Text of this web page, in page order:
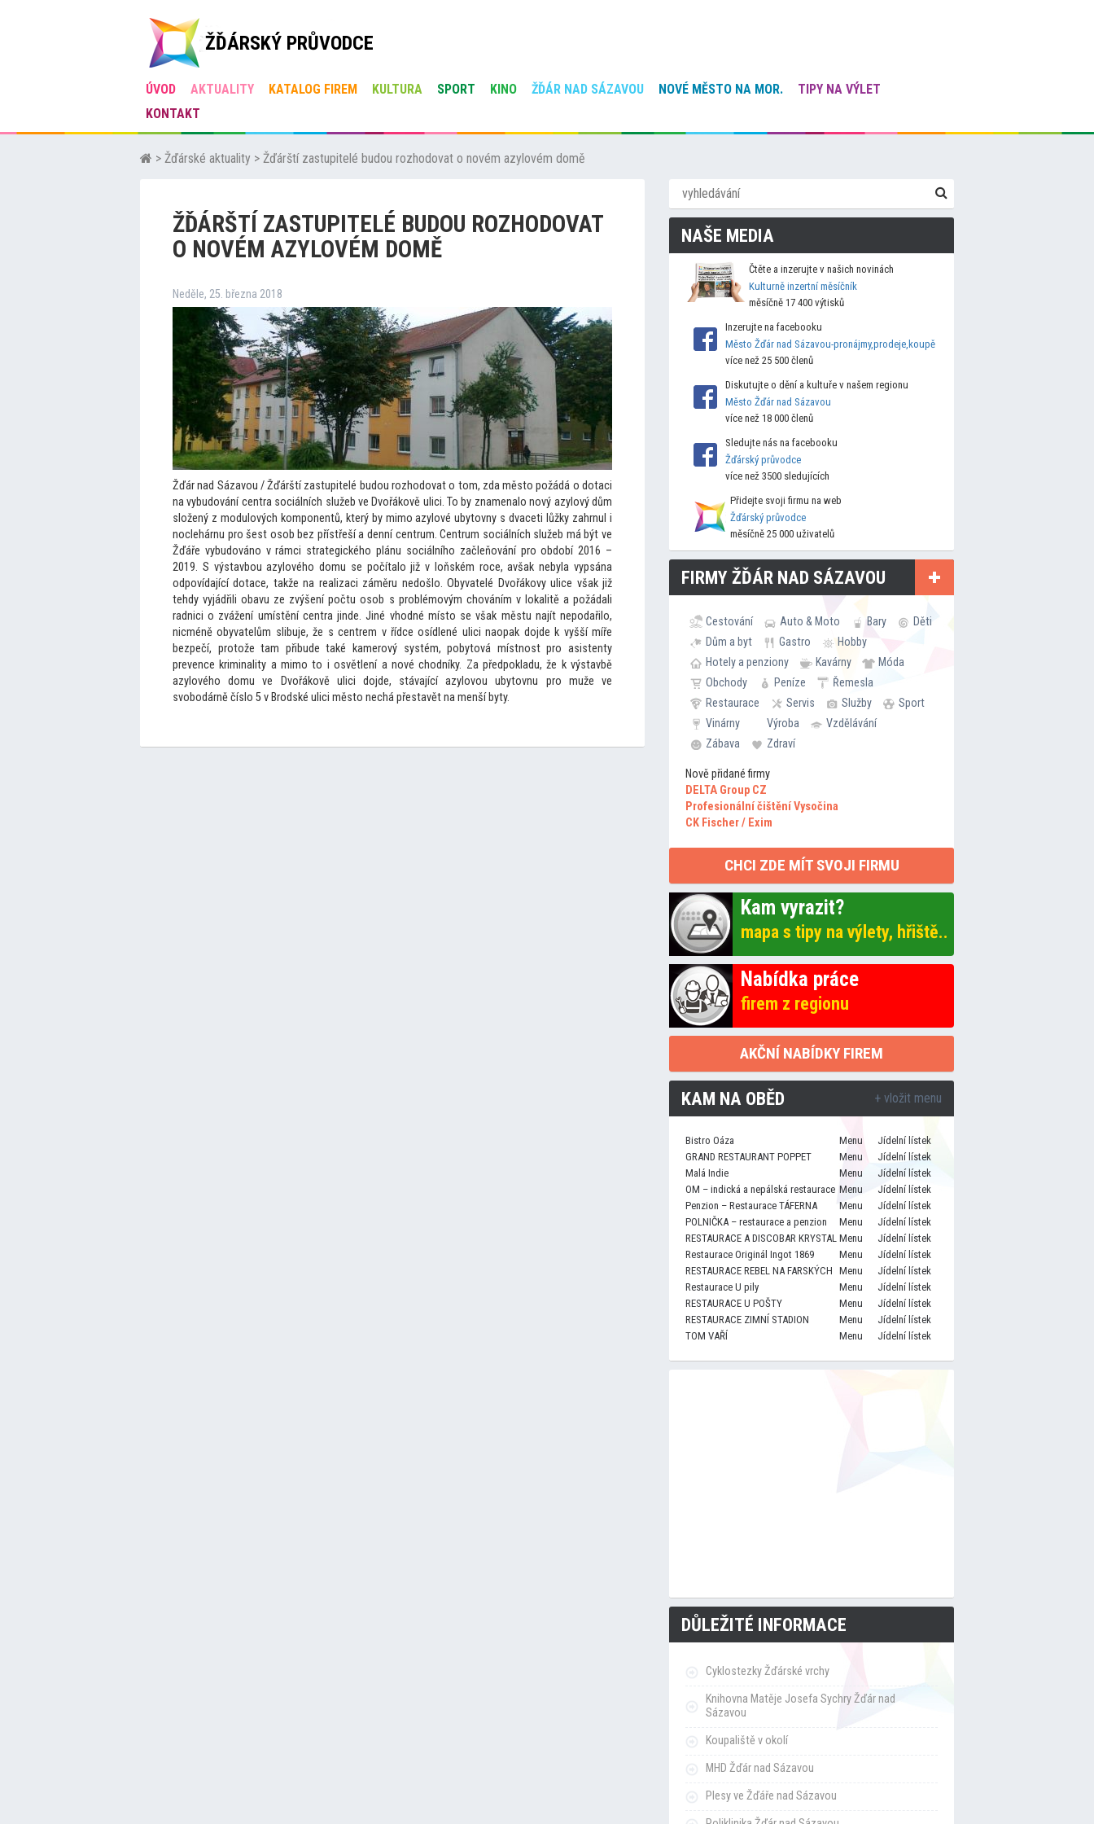
ŽĎÁRSKÝ PRŮVODCE
ÚVOD AKTUALITY KATALOG FIREM KULTURA SPORT KINO ŽĎÁR NAD SÁZAVOU NOVÉ MĚSTO NA MOR.
TIPY NA VÝLET
KONTAKT
> Žďárské aktuality > Žďárští zastupitelé budou rozhodovat o novém azylovém domě
ŽĎÁRŠTÍ ZASTUPITELÉ BUDOU ROZHODOVAT
O NOVÉM AZYLOVÉM DOMĚ
Neděle, 25. března 2018
Žďár nad Sázavou / Žďárští zastupitelé budou rozhodovat o tom, zda město požádá o dotaci
na vybudování centra sociálních služeb ve Dvořákově ulici. To by znamenalo nový azylový dům
složený z modulových komponentů, který by mimo azylové ubytovny s dvaceti lůžky zahrnul i
noclehárnu pro šest osob bez přístřeší a denní centrum. Centrum sociálních služeb má být ve
Žďáře vybudováno v rámci strategického plánu sociálního začleňování pro období 2016 –
2019. S výstavbou azylového domu se počítalo již v loňském roce, avšak nebyla vypsána
odpovídající dotace, takže na realizaci záměru nedošlo. Obyvatelé Dvořákovy ulice však již
tehdy vyjádřili obavu ze zvýšení počtu osob s problémovým chováním v lokalitě a požádali
radnici o zvážení umístění centra jinde. Jiné vhodné místo se však městu najít nepodařilo,
nicméně obyvatelům slibuje, že s centrem v řídce osídlené ulici naopak dojde k vyšší míře
bezpečí, protože tam přibude také kamerový systém, pobytová místnost pro asistenty
prevence kriminality a mimoto i osvětlení a nové chodníky. Za předpokladu, že k výstavbě
azylového domu ve Dvořákově ulici dojde, stávající azylovou ubytovnu pro muže ve
svobodárně číslo 5 v Brodské ulici město nechá přestavět na menší byty.
NAŠE MEDIA
Čtěte a inzerujte v našich novinách
Kulturně inzertní měsíčník
měsíčně 17 400 výtisků
Inzerujte na facebooku
Město Žďár nad Sázavou-pronájmy,prodeje,koupě
více než 25 500 členů
Diskutujte o dění a kultuře v našem regionu
Město Žďár nad Sázavou
více než 18 000 členů
Sledujte nás na facebooku
Žďárský průvodce
více než 3500 sledujících
Přidejte svoji firmu na web
Žďárský průvodce
měsíčně 25 000 uživatelů
FIRMY ŽĎÁR NAD SÁZAVOU
Cestování Auto & Moto Bary
Děti
Dům a byt
Gastro
Hobby
Hotely a penziony
Kavárny
Móda
Obchody
Peníze
Řemesla
Restaurace
Servis Služby
Sport
Vinárny
Výroba
Vzdělávání
Zábava
Zdraví
Nově přidané firmy
DELTA Group CZ
Profesionální čištění Vysočina
CK Fischer / Exim
CHCI ZDE MÍT SVOJI FIRMU
Kam vyrazit?
mapa s tipy na výlety, hřiště..
Nabídka práce
firem z regionu
AKČNÍ NABÍDKY FIREM
KAM NA OBĚD + vložit menu
Bistro Oáza Menu
Jídelní lístek
GRAND RESTAURANT POPPET
Menu
Jídelní lístek
Malá Indie
Menu
Jídelní lístek
OM – indická a nepálská restaurace Menu
Jídelní lístek
Penzion – Restaurace TÁFERNA
Menu
Jídelní lístek
POLNIČKA – restaurace a penzion
Menu
Jídelní lístek
RESTAURACE A DISCOBAR KRYSTAL Menu
Jídelní lístek
Restaurace Originál Ingot 1869
Menu
Jídelní lístek
RESTAURACE REBEL NA FARSKÝCH Menu
Jídelní lístek
Restaurace U pily
Menu
Jídelní lístek
RESTAURACE U POŠTY
Menu
Jídelní lístek
RESTAURACE ZIMNÍ STADION
Menu
Jídelní lístek
TOM VAŘÍ
Menu Jídelní lístek
DŮLEŽITÉ INFORMACE
Cyklostezky Žďárské vrchy
Knihovna Matěje Josefa Sychry Žďár nad
Sázavou
Koupaliště v okolí
MHD Žďár nad Sázavou
Plesy ve Žďáře nad Sázavou